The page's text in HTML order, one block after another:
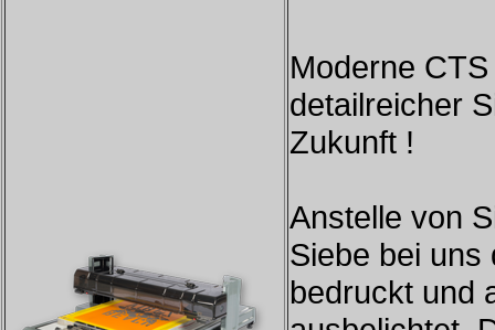
Moderne
detailreicher
Zukunft !
Anstelle von
Siebe bei uns
bedruckt und